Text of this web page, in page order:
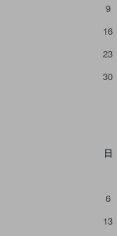
9
16
23
30
日
6
13